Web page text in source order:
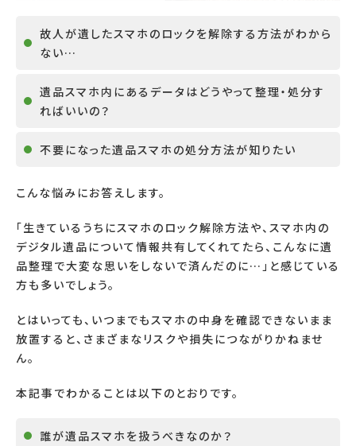
故人が遺したスマホのロックを解除する方法がわから
ない…
遺品スマホ内にあるデータはどうやって整理・処分す
ればいいの？
不要になった遺品スマホの処分方法が知りたい
こんな悩みにお答えします。
「生きているうちにスマホのロック解除方法や、スマホ内の
デジタル遺品について情報共有してくれてたら、こんなに遺
品整理で大変な思いをしないで済んだのに…」と感じている
方も多いでしょう。
とはいっても、いつまでもスマホの中身を確認できないまま
放置すると、さまざまなリスクや損失につながりかねませ
ん。
本記事でわかることは以下のとおりです。
誰が遺品スマホを扱うべきなのか？